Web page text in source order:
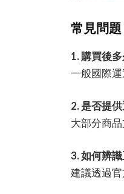
常見問
1. 購買後
一般國際運
2. 是否提
大部分商
3. 如何辨識
建議透過官